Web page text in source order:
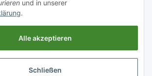
USt., zzgl.Versand
und in unserer
.
Alle akzeptieren
Schließen